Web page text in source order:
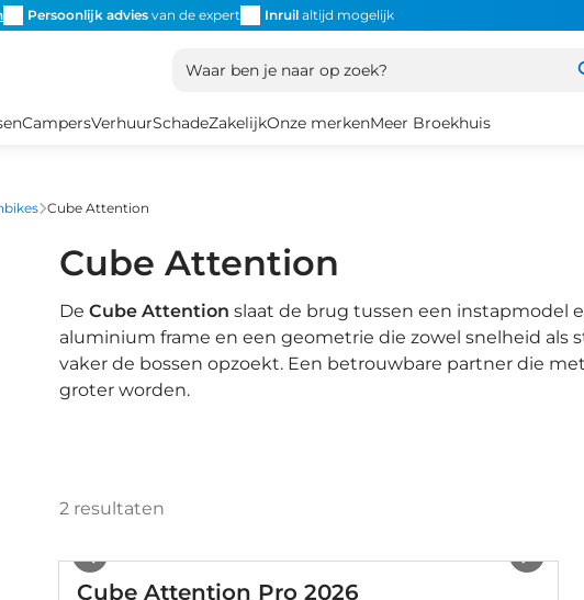
Persoonlijk advies van de expert Inruil altijd mogelijk
Waar ben je naar op zoek?
CampersVerhuurSchadeZakelijkOnze merkenMeer Broekhuis
Cube Attention
Cube Attention
De Cube Attention slaat de brug tussen een instapmodel
aluminium frame en een geometrie die zowel snelheid
vaker de bossen opzoekt. Een betrouwbare partner die
groter worden.
2resultaten
Cube Attention Pro 2026